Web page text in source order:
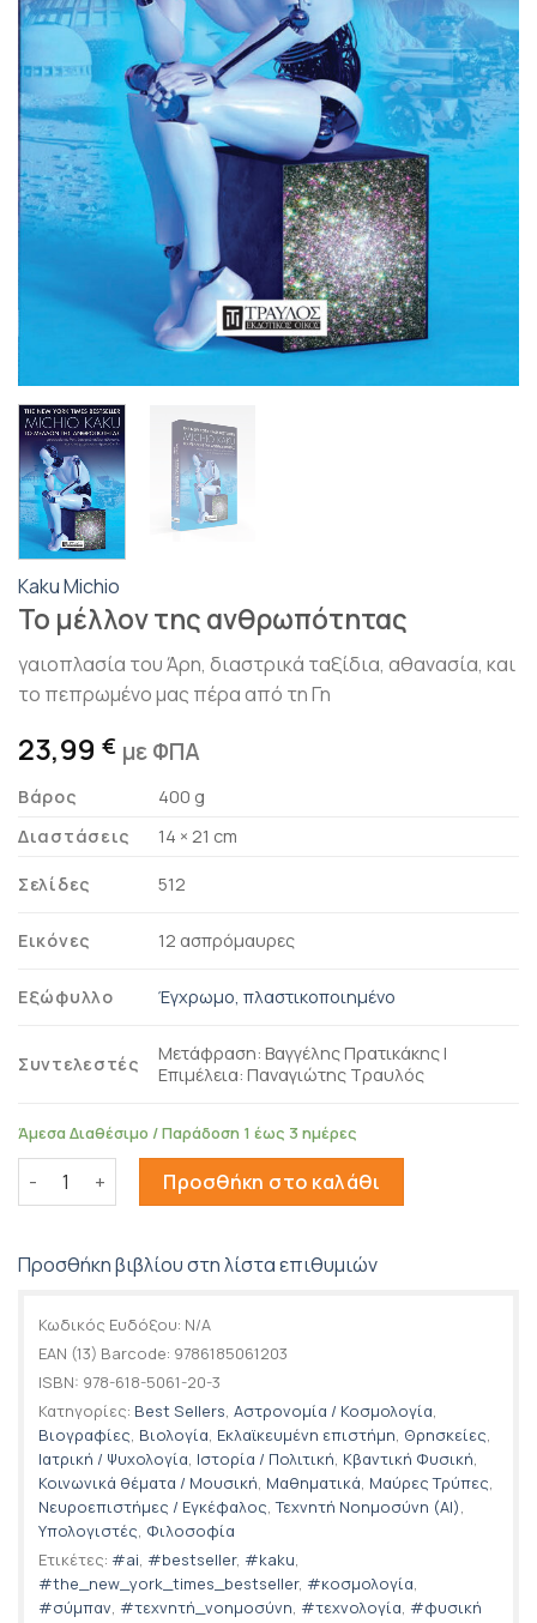
Kaku Michio
Το μέλλον της ανθρωπότητας
γαιοπλασία του Άρη, διαστρικά ταξίδια, αθανασία, και
το πεπρωμένο μας πέρα από τη Γη
23,99 € με ΦΠΑ
Βάρος
400 g
Διαστάσεις
14 × 21 cm
Σελίδες 512
Εικόνες 12 ασπρόμαυρες
Εξώφυλλο Έγχρωμο, πλαστικοποιημένο
Συντελεστές
Μετάφραση: Βαγγέλης Πρατικάκης |
Επιμέλεια: Παναγιώτης Τραυλός
Άμεσα Διαθέσιμο / Παράδοση 1 έως 3 ημέρες
Το μέλλον της ανθρωπότητας ποσότητα
Προσθήκη στο καλάθι
Προσθήκη βιβλίου στη λίστα επιθυμιών
Κωδικός Ευδόξου: N/A
EAN (13) Barcode: 9786185061203
ISBN: 978-618-5061-20-3
Κατηγορίες: Best Sellers, Αστρονομία / Κοσμολογία,
Βιογραφίες, Βιολογία, Εκλαϊκευμένη επιστήμη, Θρησκείες,
Ιατρική / Ψυχολογία, Ιστορία / Πολιτική, Κβαντική Φυσική,
Κοινωνικά θέματα / Μουσική, Μαθηματικά, Μαύρες Τρύπες,
Νευροεπιστήμες / Εγκέφαλος,Τεχνητή Νοημοσύνη (AI),
Υπολογιστές, Φιλοσοφία
Ετικέτες: #ai, #bestseller, #kaku,
#the_new_york_times_bestseller, #κοσμολογία,
#σύμπαν, #τεχνητή_νοημοσύνη, #τεχνολογία, #φυσική